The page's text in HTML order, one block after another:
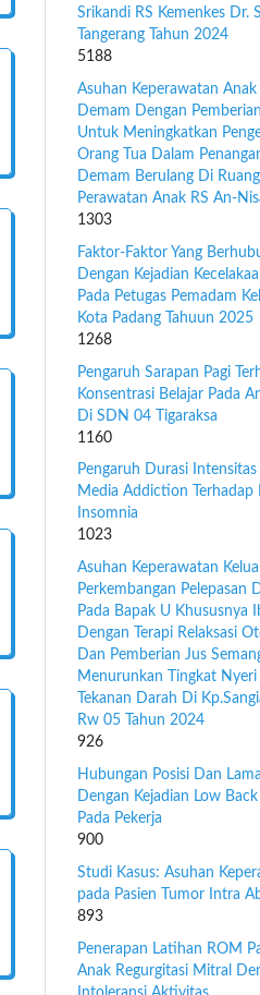
Srikandi RS Kemenkes Dr.
Tangerang Tahun 2024
5188
Asuhan Keperawatan Anak
Demam Dengan
Untuk Meningkatkan
Orang Tua Dalam
Demam Berulang Di
Perawatan Anak RS An-
1303
Faktor-Faktor Yang
Dengan Kejadian
Pada Petugas Pemadam
Kota Padang Tahuun 2025
1268
Pengaruh Sarapan Pagi
Konsentrasi Belajar Pada
Di SDN 04 Tigaraksa
1160
Pengaruh Durasi Intensitas
Media Addiction Terhadap
Insomnia
1023
Asuhan Keperawatan
Perkembangan Pelepasan
Pada Bapak U Khususnya
Dengan Terapi Relaksasi
Dan Pemberian Jus
Menurunkan Tingkat Nyeri
Tekanan Darah Di
Rw 05 Tahun 2024
926
Hubungan Posisi Dan
Dengan Kejadian Low Back
Pada Pekerja
900
Studi Kasus: Asuhan
pada Pasien Tumor Intra
893
Penerapan Latihan ROM
Anak Regurgitasi Mitral